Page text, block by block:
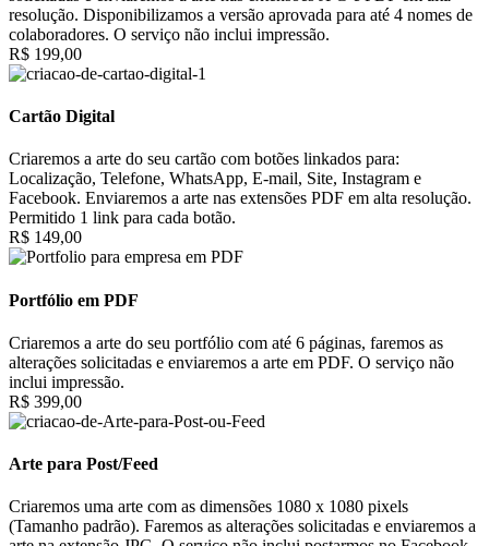
resolução. Disponibilizamos a versão aprovada para até 4 nomes de
colaboradores. O serviço não inclui impressão.
R$ 199,00
Cartão Digital
Criaremos a arte do seu cartão com botões linkados para:
Localização, Telefone, WhatsApp, E-mail, Site, Instagram e
Facebook. Enviaremos a arte nas extensões PDF em alta resolução.
Permitido 1 link para cada botão.
R$ 149,00
Portfólio em PDF
Criaremos a arte do seu portfólio com até 6 páginas, faremos as
alterações solicitadas e enviaremos a arte em PDF. O serviço não
inclui impressão.
R$ 399,00
Arte para Post/Feed
Criaremos uma arte com as dimensões 1080 x 1080 pixels
(Tamanho padrão). Faremos as alterações solicitadas e enviaremos a